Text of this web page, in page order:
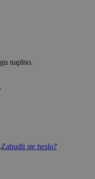
naplno.
Zabudli ste heslo?